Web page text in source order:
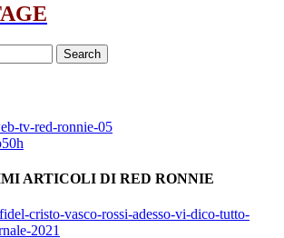
Search
ARTICOLI DI RED RONNIE